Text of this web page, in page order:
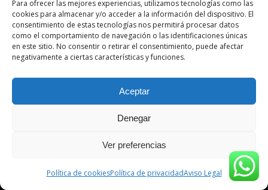
Para ofrecer las mejores experiencias, utilizamos tecnologías como las
cookies para almacenar y/o acceder a la información del dispositivo. El
consentimiento de estas tecnologías nos permitirá procesar datos
como el comportamiento de navegación o las identificaciones únicas
en este sitio. No consentir o retirar el consentimiento, puede afectar
negativamente a ciertas características y funciones.
Aceptar
Denegar
Ver preferencias
Política de cookiesPolítica de privacidadAviso Legal
+34 670 32 44 30
info@pianobar.cat
ADMINISTRACIÓN:
+34 672 04 10 48